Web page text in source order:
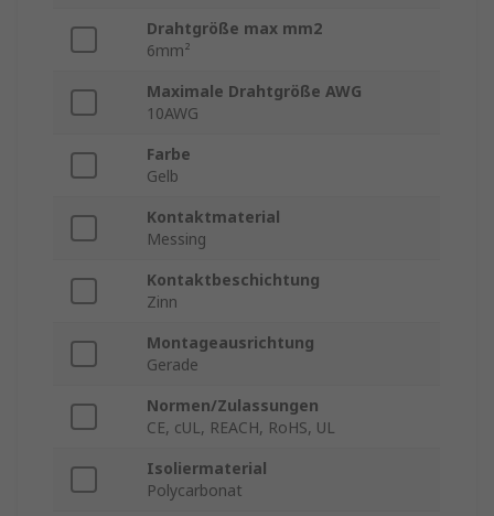
Drahtgröße max mm2
6mm²
Maximale Drahtgröße AWG
10AWG
Farbe
Gelb
Kontaktmaterial
Messing
Kontaktbeschichtung
Zinn
Montageausrichtung
Gerade
Normen/Zulassungen
CE, cUL, REACH, RoHS, UL
Isoliermaterial
Polycarbonat